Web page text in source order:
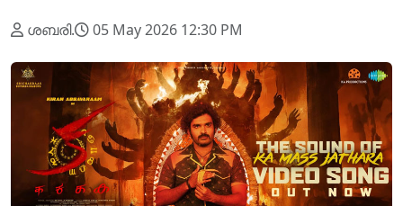
ശബരി. 05 May 2026 12:30 PM